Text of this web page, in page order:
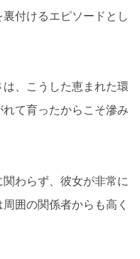
付けるエピソードとし
、こうした恵まれた環
て育ったからこそ滲み
わらず、彼女が非常に
囲の関係者からも高く